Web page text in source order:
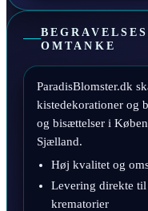
OMTANKE
ParadisBlomster.dk
kistedekorationer og
og bisættelser i
Sjælland.
Høj kvalitet og
Levering direkte
krematorier